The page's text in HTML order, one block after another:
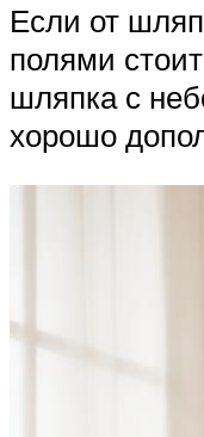
Если от
полями
шляпка с
хорошо